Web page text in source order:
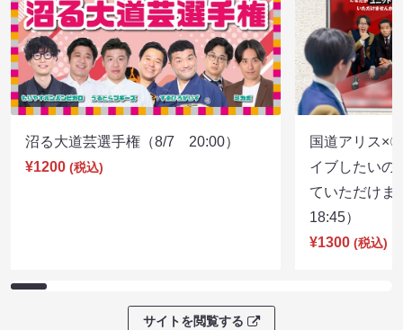
沼る大道芸選手権（8/7 20:00）
¥1200 (税込)
国道アリス×
イブしたいの
ていただけ
18:45）
¥1300 (税込)
サイトを閲覧する